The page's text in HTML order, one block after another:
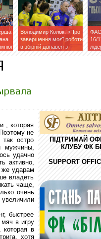
Володимир Колок: «Про
завершення моєї роботи
в збірній дізнався з
16/
, которая
не
остро
мужчины,
удачно
активно,
же ударам
владеть
чаще,
очень
быстрее
в игру
которая в
хотя
ПІДТРИМАЙ
КЛУБУ ФК
SUPPORT